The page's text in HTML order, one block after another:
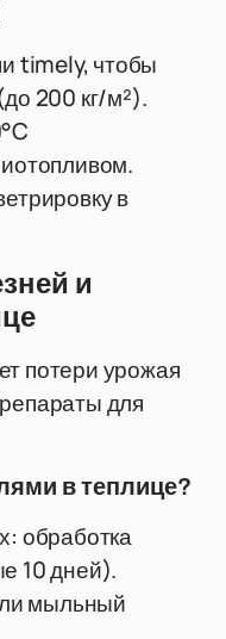
timely, чтобы
200 кг/м²).
в
и
потери урожая
для
в теплице?
обработка
10 дней).
мыльный